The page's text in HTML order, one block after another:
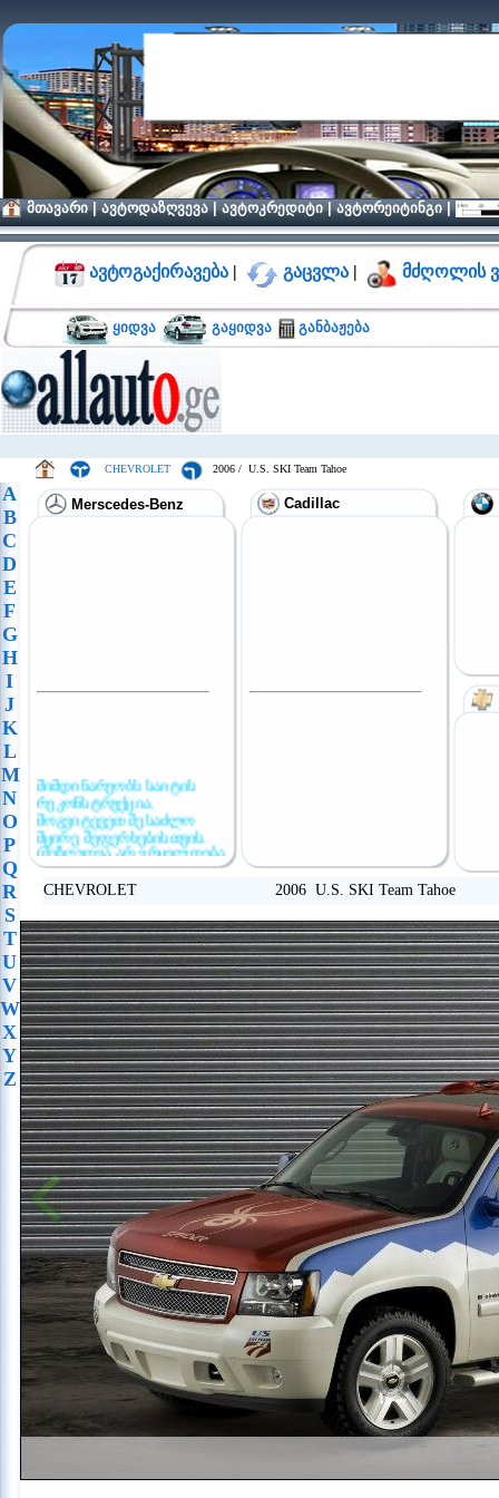
მთავარი|ავტოდაზღვევა|ავტოკრედიტი|ავტორეიტინგი|
ავტოგაქირავება | გაცვლა | მძღოლის
ყიდვა გაყიდვა განბაჟება
CHEVROLET 2006 / U.S. SKI Team Tahoe
A
B
C
D
E
F
G
H
I
J
K
L
M
N
O
P
Q
R
S
T
U
V
W
X
Y
Z
Merscedes-Benz
მიმდინარეობს საიტის
რეკონსტრუქცია,
მოგვიტევეთ შესაძლო
მცირე შეფერხებისთვის.
(შეზღუდვა არ ვრცელდება
განცხადების
განთავსებაზე)
Cadillac
CHEVROLET 2006 U.S. SKI Team Tahoe